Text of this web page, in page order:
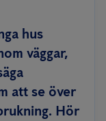
hus
väggar,
att se över
Hör